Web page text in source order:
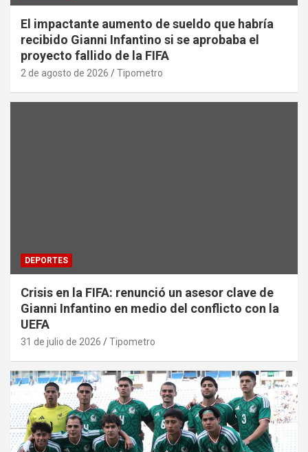
El impactante aumento de sueldo que habría
recibido Gianni Infantino si se aprobaba el
proyecto fallido de la FIFA
2 de agosto de 2026 Tipometro
DEPORTES
Crisis en la FIFA: renunció un asesor clave de
Gianni Infantino en medio del conflicto con la
UEFA
31 de julio de 2026 Tipometro